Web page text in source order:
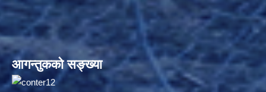
आगन्तुकको सङ्ख्या